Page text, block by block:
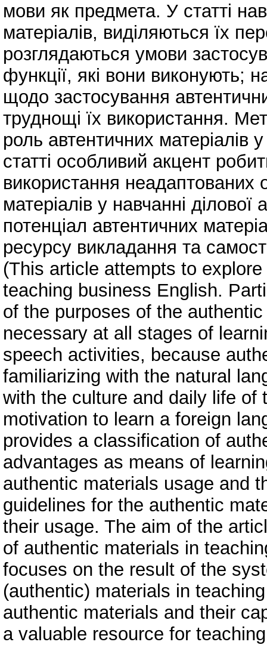
мови як предмета. У статті
матеріалів, виділяються їх
розглядаються умови
функції, які вони виконують;
щодо застосування
труднощі їх використання.
роль автентичних матеріалів
статті особливий акцент
використання неадаптованих
матеріалів у навчанні
потенціал автентичних
ресурсу викладання та
(This article attempts to
teaching business English.
of the purposes of the
necessary at all stages of
speech activities, because
familiarizing with the natural
with the culture and daily life of
motivation to learn a foreign
provides a classification of
advantages as means of
authentic materials usage and
guidelines for the authentic
their usage. The aim of the
of authentic materials in
focuses on the result of the
(authentic) materials in
authentic materials and their
a valuable resource for